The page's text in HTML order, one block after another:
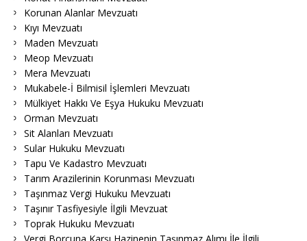
Korunan Alanlar Mevzuatı
Kıyı Mevzuatı
Maden Mevzuatı
Meop Mevzuatı
Mera Mevzuatı
Mukabele-İ Bilmisil İşlemleri Mevzuatı
Mülkiyet Hakkı Ve Eşya Hukuku Mevzuatı
Orman Mevzuatı
Sit Alanları Mevzuatı
Sular Hukuku Mevzuatı
Tapu Ve Kadastro Mevzuatı
Tarım Arazilerinin Korunması Mevzuatı
Taşınmaz Vergi Hukuku Mevzuatı
Taşınır Tasfiyesiyle İlgili Mevzuat
Toprak Hukuku Mevzuatı